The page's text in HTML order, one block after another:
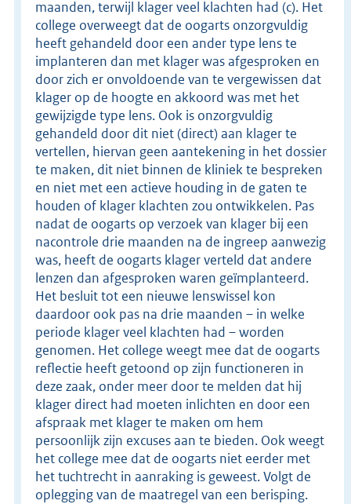
maanden, terwijl klager veel klachten had (c). Het
college overweegt dat de oogarts onzorgvuldig
heeft gehandeld door een ander type lens te
implanteren dan met klager was afgesproken en
door zich er onvoldoende van te vergewissen dat
klager op de hoogte en akkoord was met het
gewijzigde type lens. Ook is onzorgvuldig
gehandeld door dit niet (direct) aan klager te
vertellen, hiervan geen aantekening in het dossier
te maken, dit niet binnen de kliniek te bespreken
en niet met een actieve houding in de gaten te
houden of klager klachten zou ontwikkelen. Pas
nadat de oogarts op verzoek van klager bij een
nacontrole drie maanden na de ingreep aanwezig
was, heeft de oogarts klager verteld dat andere
lenzen dan afgesproken waren geïmplanteerd.
Het besluit tot een nieuwe lenswissel kon
daardoor ook pas na drie maanden – in welke
periode klager veel klachten had – worden
genomen. Het college weegt mee dat de oogarts
reflectie heeft getoond op zijn functioneren in
deze zaak, onder meer door te melden dat hij
klager direct had moeten inlichten en door een
afspraak met klager te maken om hem
persoonlijk zijn excuses aan te bieden. Ook weegt
het college mee dat de oogarts niet eerder met
het tuchtrecht in aanraking is geweest. Volgt de
oplegging van de maatregel van een berisping.